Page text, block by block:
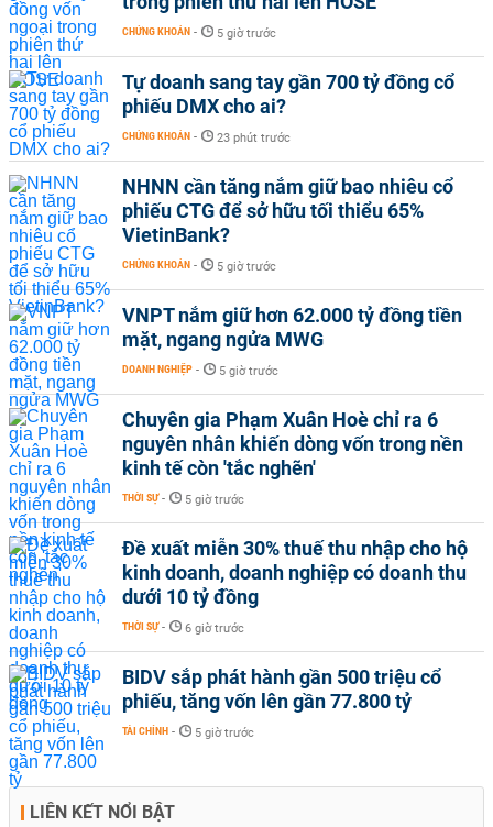
CHỨNG KHOÁN - 5 giờ trước
Tự doanh sang tay gần 700 tỷ đồng cổ
phiếu DMX cho ai?
CHỨNG KHOÁN - 23 phút trước
NHNN cần tăng nắm giữ bao nhiêu cổ
phiếu CTG để sở hữu tối thiểu 65%
VietinBank?
CHỨNG KHOÁN - 5 giờ trước
VNPT nắm giữ hơn 62.000 tỷ đồng tiền
mặt, ngang ngửa MWG
DOANH NGHIỆP - 5 giờ trước
Chuyên gia Phạm Xuân Hoè chỉ ra 6
nguyên nhân khiến dòng vốn trong nền
kinh tế còn 'tắc nghẽn'
THỜI SỰ - 5 giờ trước
Đề xuất miễn 30% thuế thu nhập cho hộ
kinh doanh, doanh nghiệp có doanh thu
dưới 10 tỷ đồng
THỜI SỰ - 6 giờ trước
BIDV sắp phát hành gần 500 triệu cổ
phiếu, tăng vốn lên gần 77.800 tỷ
TÀI CHÍNH - 5 giờ trước
LIÊN KẾT NỔI BẬT